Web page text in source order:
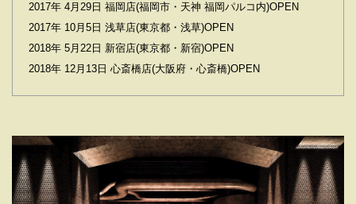
2017年 4月29日 福岡店(福岡市・天神 福岡パルコ内)OPEN
2017年 10月5日 浅草店(東京都・浅草)OPEN
2018年 5月22日 新宿店(東京都・新宿)OPEN
2018年 12月13日 心斎橋店(大阪府・心斎橋)OPEN